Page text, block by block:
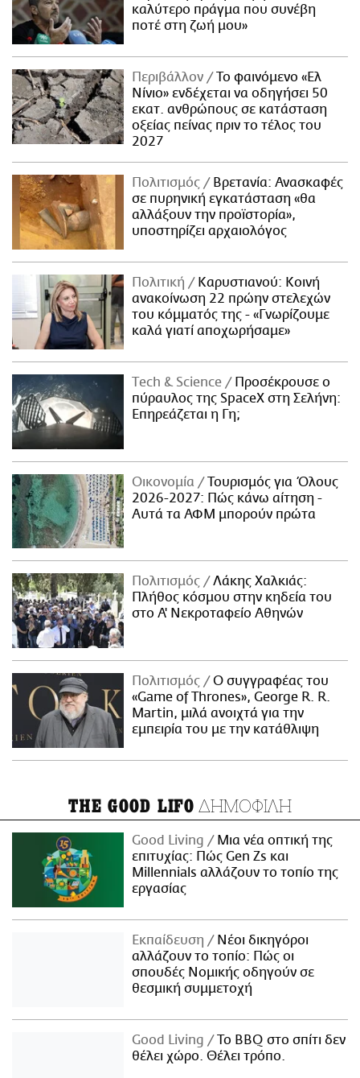
καλύτερο πράγμα που συνέβη
ποτέ στη ζωή μου»
Περιβάλλον
Το φαινόμενο «Ελ
Νίνιο» ενδέχεται να οδηγήσει 50
εκατ. ανθρώπους σε κατάσταση
οξείας πείνας πριν το τέλος του
2027
Πολιτισμός
Βρετανία: Ανασκαφές
σε πυρηνική εγκατάσταση «θα
αλλάξουν την προϊστορία»,
υποστηρίζει αρχαιολόγος
Πολιτική
Καρυστιανού: Κοινή
ανακοίνωση 22 πρώην στελεχών
του κόμματός της - «Γνωρίζουμε
καλά γιατί αποχωρήσαμε»
Τech & Science
Προσέκρουσε ο
πύραυλος της SpaceX στη Σελήνη:
Επηρεάζεται η Γη;
Οικονομία
Τουρισμός για Όλους
2026-2027: Πώς κάνω αίτηση -
Αυτά τα ΑΦΜ μπορούν πρώτα
Πολιτισμός
Λάκης Χαλκιάς:
Πλήθος κόσμου στην κηδεία του
στο Α' Νεκροταφείο Αθηνών
Πολιτισμός
Ο συγγραφέας του
«Game of Thrones», George R. R.
Martin, μιλά ανοιχτά για την
εμπειρία του με την κατάθλιψη
THE GOOD LIFO ΔΗΜΟΦΙΛΗ
Good Living
Μια νέα οπτική της
επιτυχίας: Πώς Gen Zs και
Millennials αλλάζουν το τοπίο της
εργασίας
Εκπαίδευση
Νέοι δικηγόροι
αλλάζουν το τοπίο: Πώς οι
σπουδές Νομικής οδηγούν σε
θεσμική συμμετοχή
Good Living
Το BBQ στο σπίτι δεν
θέλει χώρο. Θέλει τρόπο.